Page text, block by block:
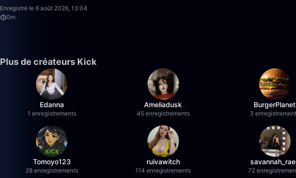
Enregistré le 6 août 2026, 13:04
0m
Plus de créateurs Kick
Edanna
1 enregistrements
Ameliadusk
45 enregistrements
BurgerPlanet
3
Tomoyo123
28 enregistrements
ruivawitch
114 enregistrements 72